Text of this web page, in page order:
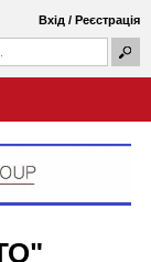
Вхід / Реєстрація